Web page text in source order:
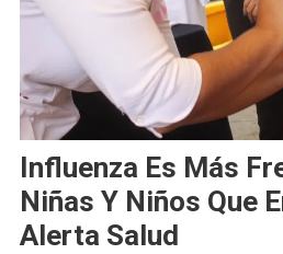
Influenza Es Más
Niñas Y Niños Que
Alerta Salud